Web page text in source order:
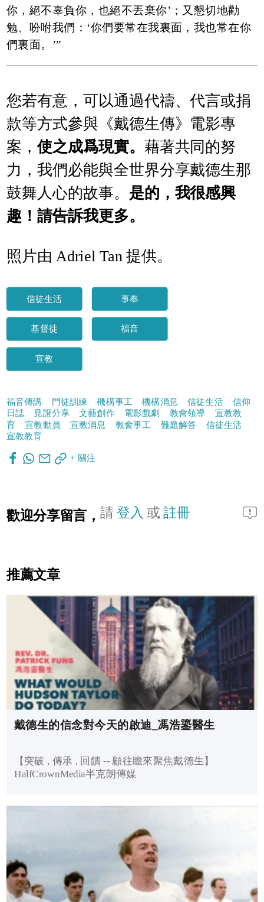
你，絕不辜負你，也絕不丟棄你’；又懇切地勸
勉、吩咐我們：‘你們要常在我裏面，我也常在你
們裏面。’”
您若有意，可以通過代禱、代言或捐
款等方式參與《戴德生傳》電影專
案，使之成爲現實。 藉著共同的努
力，我們必能與全世界分享戴德生那
鼓舞人心的故事。 是的，我很感興
趣！請告訴我更多。
照片由 Adriel Tan 提供。
信徒生活 事奉
基督徒 福音
宣教
福音傳講 門徒訓練 機構事工 機構消息 信徒生活 信仰
日誌 見證分享 文藝創作 電影戲劇 教會領導 宣教教
育 宣教動員 宣教消息 教會事工 難題解答 信徒生活
宣教教育
+ 關注
歡迎分享留言， 請登入 或註冊
推薦文章
戴德生的信念對今天的啟迪_馮浩鎏醫生
【突破 , 傳承 , 回饋 -- 顧往瞻來聚焦戴德生】
HalfCrownMedia半克朗傳媒